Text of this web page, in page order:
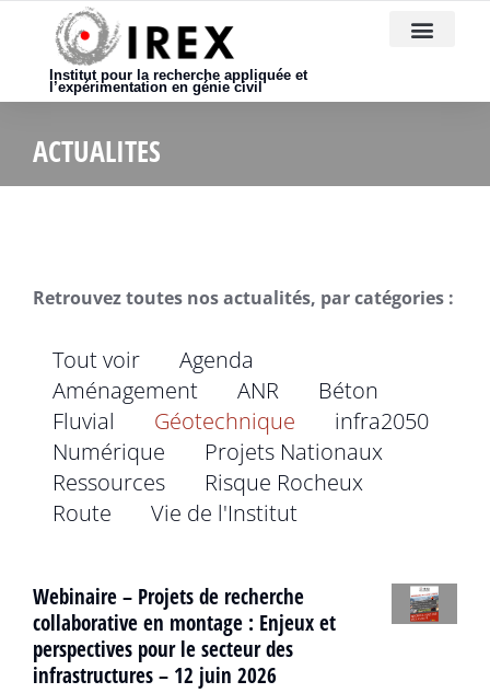
Institut pour la recherche appliquée et
l’expérimentation en génie civil
ACTUALITES
Retrouvez toutes nos actualités, par catégories :
Tout voir
Agenda
Aménagement
ANR
Béton
Fluvial
Géotechnique
infra2050
Numérique
Projets Nationaux
Ressources
Risque Rocheux
Route
Vie de l'Institut
Webinaire – Projets de recherche
collaborative en montage : Enjeux et
perspectives pour le secteur des
infrastructures – 12 juin 2026